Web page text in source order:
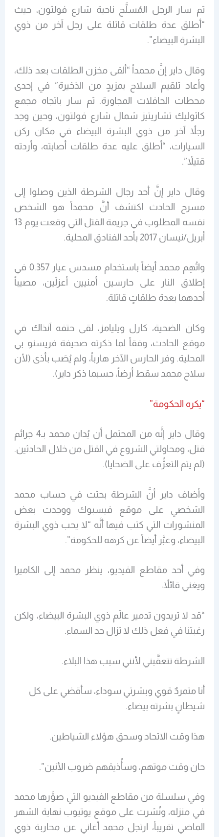
ثم سار الرجل المُسلَّح ناحية شارع فولتون، حيث
“أطلق عدة طلقات قاتلة على رجل آخر من ذوي
البشرة البيضاء”.
وقال داير إنَّ محمداً “ألقى مخزن الطلقات بعد ذلك،
وأعاد تلقيم السلاح بمزيدٍ من الذخيرة” في إحدى
محطات الحافلات المجاورة. ثم سار باتجاه مجمع
كاثوليك تشاريتيز شمال شارع فولتون، وحين وجد
رجلاً آخر من ذوي البشرة البيضاء في مكان ركن
السيارات، “أطلق عليه عدة طلقات أصابته، وأردته
قتيلاً”.
وقال داير إنَّ أحد رجال الشرطة الذين وصلوا إلى
مسرح الحادث اكتشف أنَّ محمداً هو الشخص
نفسه المطلوب في جريمة القتل التي وقعت يوم 13
أبريل/نيسان 2017 بأحد الفنادق المحلية.
واتُهِم محمد أيضاً باستخدام مسدس عيار 0.357 في
إطلاق النار على حارسين أمنيين أعزلَين، مصيباً
أحدهما بعدة طلقاتٍ قاتلة.
وكان الضحية، كارل ويليامز، لقى حتفه آنذاك في
موقع الحادث، وفقاً لما ذكرته صحيفة فريسنو بي
المحلية. وفر الحارس الآخر هارباً، ولم يُصَب بأذى (لأن
سلاح محمد سقط أرضاً، حسبما ذكر داير).
“يكره الحكومة”
وقال داير إنَّه من المحتمل أن يُدان محمد بـ4 جرائم
قتل، ومحاولتي الشروع في القتل من خلال الحادثين.
(لم يتم التعرُّف على الضحايا).
وأضاف داير أنَّ الشرطة بحثت في حساب محمد
الشخصي على موقع فيسبوك ووجدت بعض
المنشورات التي كتب فيها أنَّه “لا يحب ذوي البشرة
البيضاء، وعبَّر أيضاً عن كرهه للحكومة”.
وفي أحد مقاطع الفيديو، ينظر محمد إلى الكاميرا
ويغني قائلاً:
“قد لا تريدون تدمير عالَم ذوي البشرة البيضاء، ولكن
رغبتنا في فعل ذلك لا تزال حد السماء.
الشرطة تتعقَّبني لأنني سبب هذا البلاء.
أنا متمردٌ قوي وبشرتي سوداء، سأقضي على كل
شيطانٍ بشرته بيضاء.
هذا وقت الاتحاد وسحق هؤلاء الشياطين.
حان وقت موتهم، وسأُذيقهم ضروب الأنين”.
وفي سلسلة من مقاطع الفيديو التي صوَّرها محمد
في منزله، ونُشرت على موقع يوتيوب نهاية الشهر
الماضي تقريباً، ارتجل محمد أغاني عن محاربة ذوي